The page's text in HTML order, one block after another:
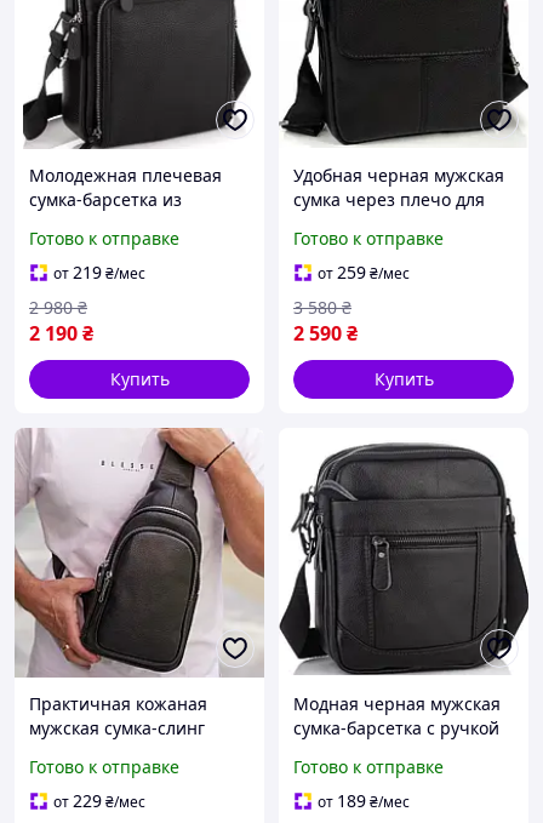
Молодежная плечевая
сумка-барсетка из
молнии городская сумка-
планшет с ручкой для
парней
Готово к отправке
от219₴/мес
2 190₴
2 980 ₴
Купить
Удобная черная мужская
сумка через плечо для
молодежный мессенджер
из натуральной кожи
Готово к отправке
от259₴/мес
2 590₴
3 580 ₴
Купить
Практичная кожаная
мужская сумка-слинг
удобная вертикальная
сумка для документов
Готово к отправке
от229₴/мес
Модная черная мужская
сумка-барсетка с ручкой
кожаная сумка-
мессенджер для мелочей
Готово к отправке
от 189₴/мес